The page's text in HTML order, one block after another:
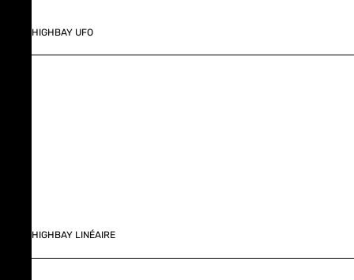
HIGHBAY UFO
HIGHBAY LINÉAIRE